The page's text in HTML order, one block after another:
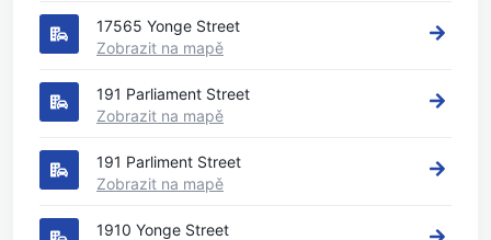
17565 Yonge Street
Zobrazit na mapě
191 Parliament Street
Zobrazit na mapě
191 Parliment Street
Zobrazit na mapě
1910 Yonge Street